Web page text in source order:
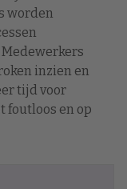
worden
inzien en
tijd voor
foutloos en op